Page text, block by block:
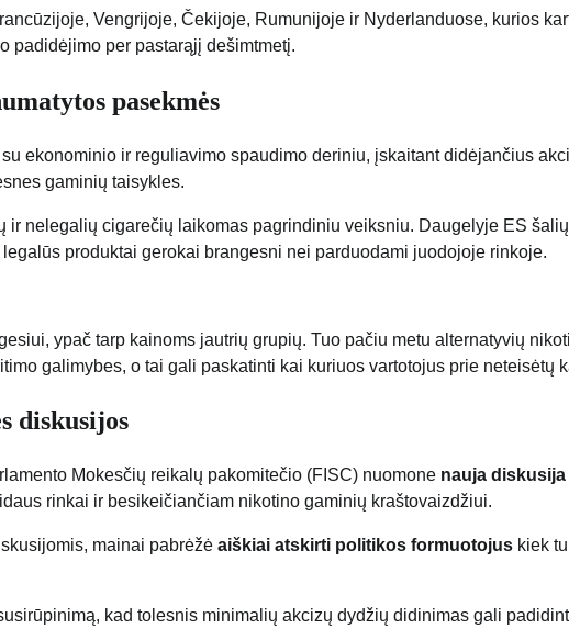
Vengrijoje, Čekijoje, Rumunijoje ir Nyderlanduose, kurios
padidėjimo per pastarąjį dešimtmetį.
pasekmės
ekonominio ir reguliavimo spaudimo deriniu, įskaitant didėjančius
gaminių taisykles.
ir nelegalių cigarečių laikomas pagrindiniu veiksniu. Daugelyje ES
produktai gerokai brangesni nei parduodami juodojoje rinkoje.
ypač tarp kainoms jautrių grupių. Tuo pačiu metu alternatyvių
galimybes, o tai gali paskatinti kai kuriuos vartotojus prie neteisėtų
diskusijos
Mokesčių reikalų pakomitečio (FISC) nuomone nauja
rinkai ir besikeičiančiam nikotino gaminių kraštovaizdžiui.
mainai pabrėžė aiškiai atskirti politikos formuotojus kiek
kad tolesnis minimalių akcizų dydžių didinimas gali